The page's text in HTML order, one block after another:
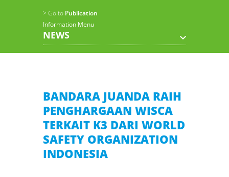
> Go to Publication
Information Menu
NEWS
BANDARA JUANDA RAIH
PENGHARGAAN WISCA
TERKAIT K3 DARI WORLD
SAFETY ORGANIZATION
INDONESIA